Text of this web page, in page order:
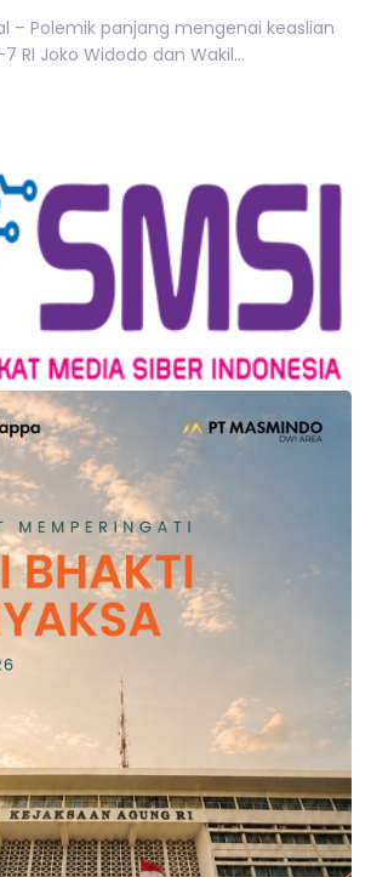
– Polemik panjang mengenai keaslian
RI Joko Widodo dan Wakil...